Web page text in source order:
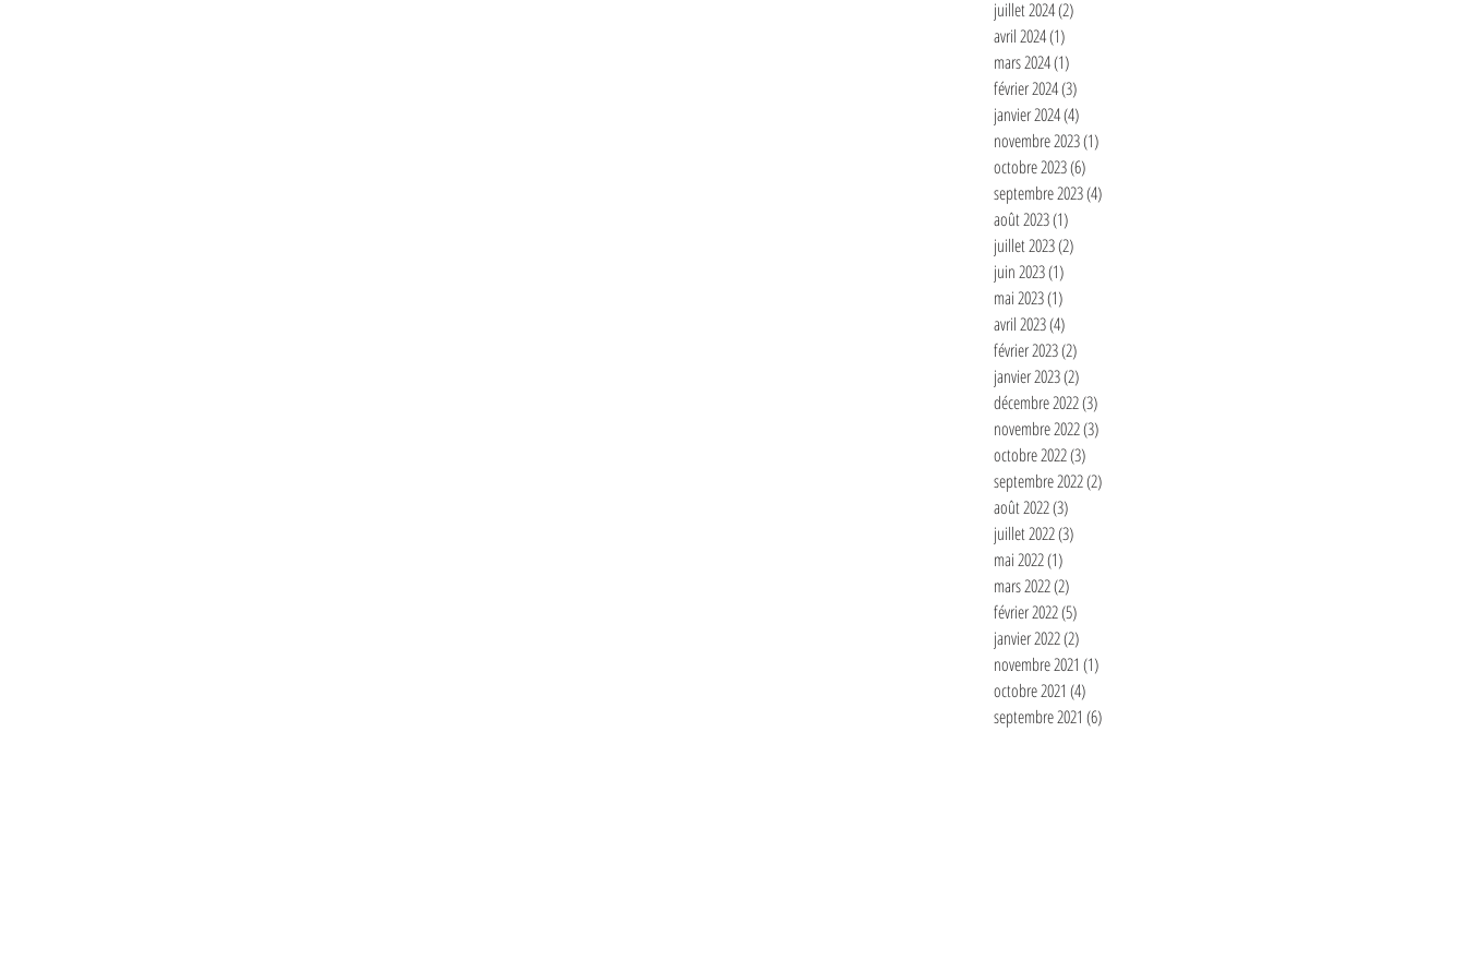
juillet 2024(2)
avril 2024(1)
mars 2024(1)
février 2024(3)
janvier 2024(4)
novembre 2023(1)
octobre 2023(6)
septembre 2023(4)
août 2023(1)
juillet 2023(2)
juin 2023(1)
mai 2023(1)
avril 2023(4)
février 2023(2)
janvier 2023(2)
décembre 2022(3)
novembre 2022(3)
octobre 2022(3)
septembre 2022(2)
août 2022(3)
juillet 2022(3)
mai 2022(1)
mars 2022(2)
février 2022(5)
janvier 2022(2)
novembre 2021 (1)
octobre 2021 (4)
septembre 2021 (6)